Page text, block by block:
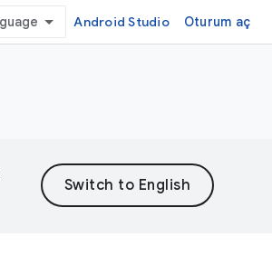
Android Studio Oturum aç